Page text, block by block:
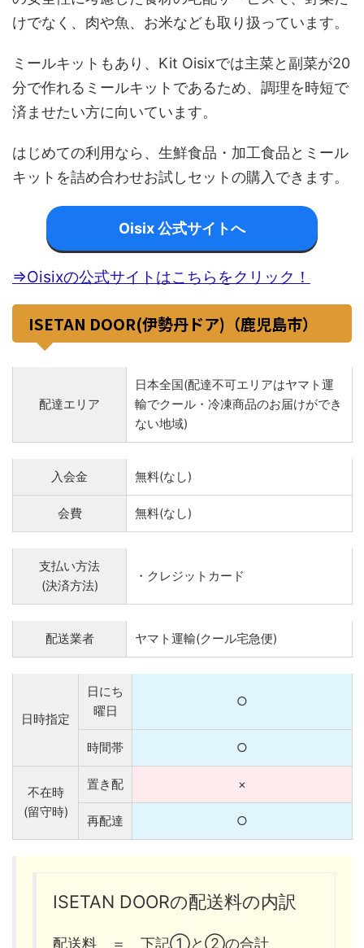
けでなく、肉や魚、お米なども取り扱っています。
ミールキットもあり、Kit Oisixでは主菜と副菜が20
分で作れるミールキットであるため、調理を時短で
済ませたい方に向いています。
はじめての利用なら、生鮮食品・加工食品とミール
キットを詰め合わせお試しセットの購入できます。
Oisix 公式サイトへ
⇒Oisixの公式サイトはこちらをクリック！
ISETAN DOOR(伊勢丹ドア)（鹿児島市）
配達エリア
日本全国(配達不可エリアはヤマト運
輸でクール・冷凍商品のお届けができ
ない地域)
入会金 無料(なし)
会費 無料(なし)
支払い方法
(決済方法)
・クレジットカード
配送業者 ヤマト運輸(クール宅急便)
日時指定
日にち
曜日
○
時間帯 ○
不在時
(留守時)
置き配 ×
再配達 ○
ISETAN DOORの配送料の内訳
配送料 ＝ 下記①と②の合計